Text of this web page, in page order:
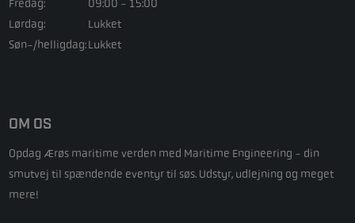
Fredag:
09:00 - 15:00
Lørdag:
Lukket
Søn-/helligdag:Lukket
OM OS
Opdag Ærøs maritime verden med Maritime Engineering - din
smutvej til spændende eventyr til søs. Udstyr, udlejning og meget
mere!